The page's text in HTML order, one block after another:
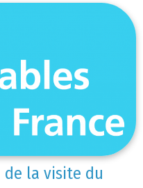
de la visite du